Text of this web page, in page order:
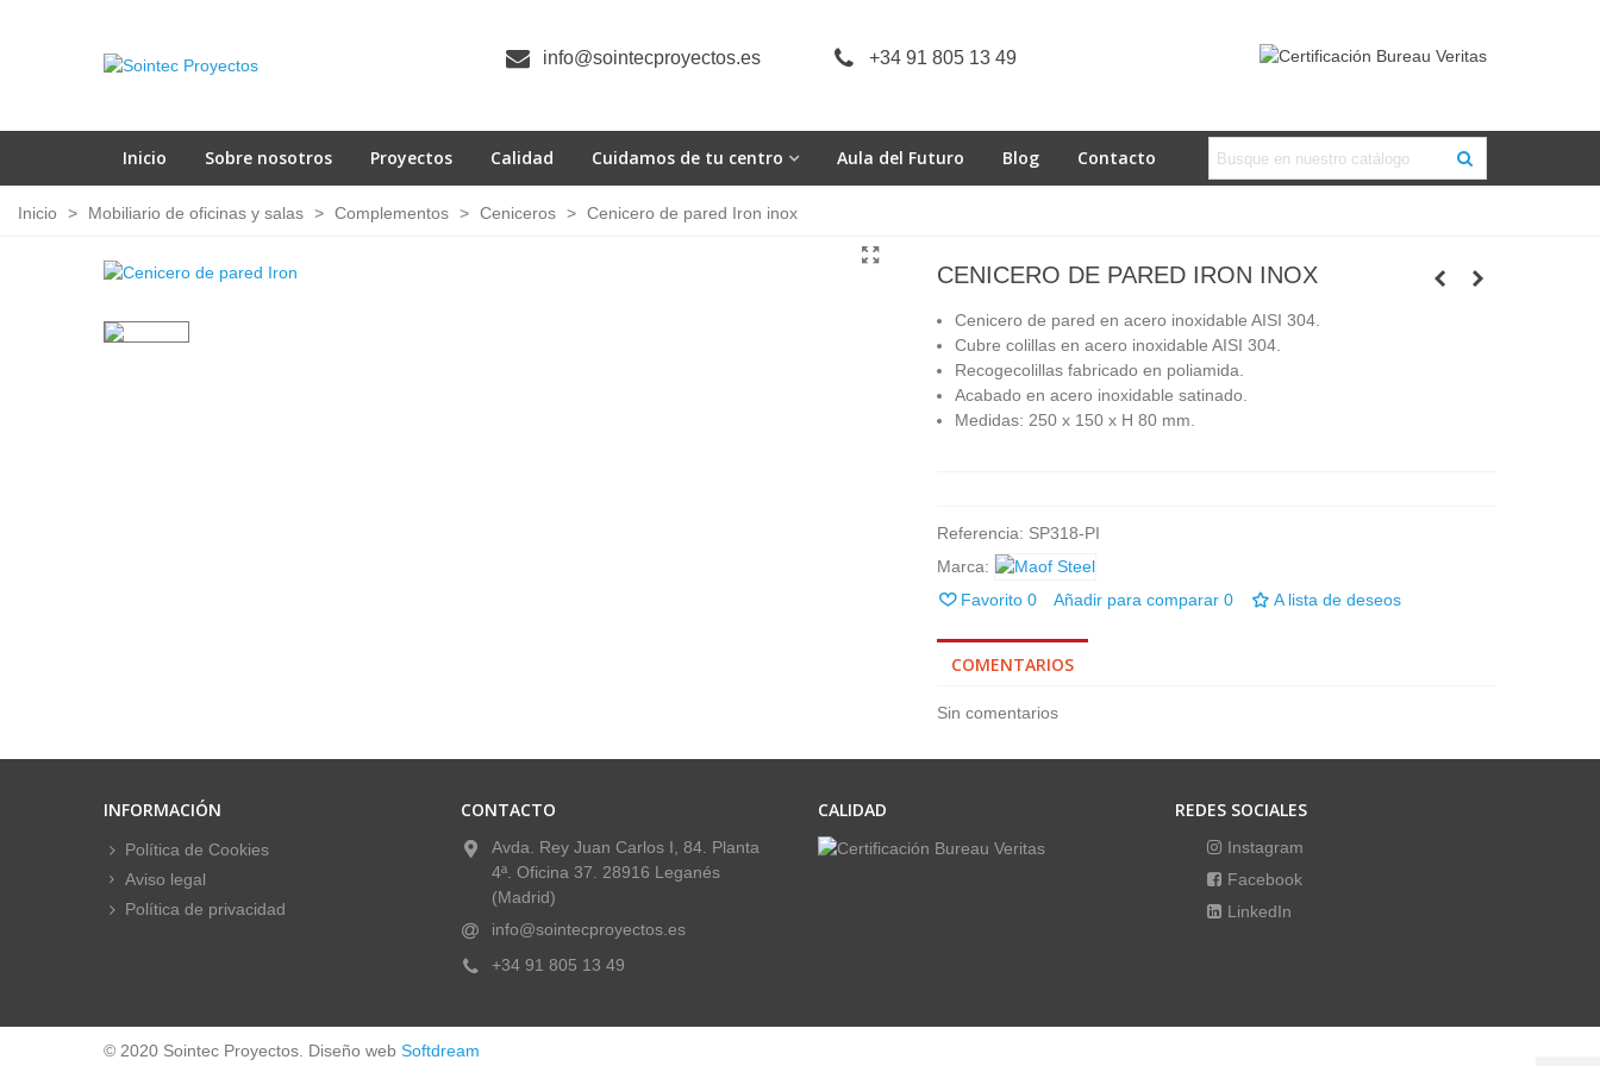
info@sointecproyectos.es +34 91 805 13 49
Inicio Sobre nosotros Proyectos Calidad Cuidamos de tu centro Aula del Futuro Blog Contacto
Inicio > Mobiliario de oficinas y salas > Complementos > Ceniceros > Cenicero de pared Iron inox
CENICERO DE PARED IRON INOX
Cenicero de pared en acero inoxidable AISI 304.
Cubre colillas en acero inoxidable AISI 304.
Recogecolillas fabricado en poliamida.
Acabado en acero inoxidable satinado.
Medidas: 250 x 150 x H 80 mm.
Referencia: SP318-PI
Marca:
Favorito 0 Añadir para comparar 0 A lista de deseos
COMENTARIOS
Sin comentarios
INFORMACIÓN
Política de Cookies
Aviso legal
Política de privacidad
CONTACTO
Avda. Rey Juan Carlos I, 84. Planta
4ª. Oficina 37. 28916 Leganés
(Madrid)
info@sointecproyectos.es
+34 91 805 13 49
CALIDAD REDES SOCIALES
Instagram
Facebook
LinkedIn
© 2020 Sointec Proyectos. Diseño web Softdream